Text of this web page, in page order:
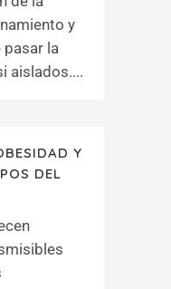
y
pasar la
aislados....
Y
DEL